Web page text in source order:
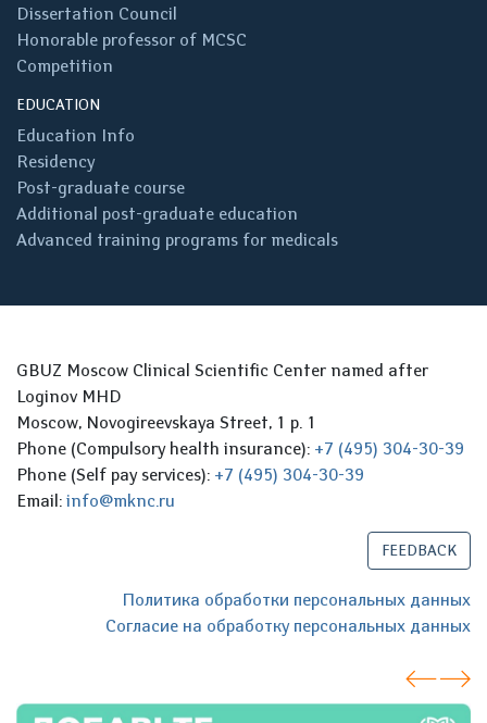
Dissertation Council
Honorable professor of MCSC
Competition
EDUCATION
Education Info
Residency
Post-graduate course
Additional post-graduate education
Advanced training programs for medicals
GBUZ Moscow Clinical Scientific Center named after
Loginov MHD
Moscow, Novogireevskaya Street, 1 p. 1
Phone (Compulsory health insurance): +7 (495) 304-30-39
Phone (Self pay services): +7 (495) 304-30-39
Email: info@mknc.ru
FEEDBACK
Политика обработки персональных данных
Согласие на обработку персональных данных